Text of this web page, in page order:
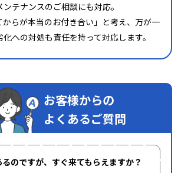
テナンスのご相談にも対応。
からが本当のお付き合い」と考え、万が一
への対処も責任を持って対応します。
お客様からの
よくあるご質問
のですが、すぐ来てもらえますか？